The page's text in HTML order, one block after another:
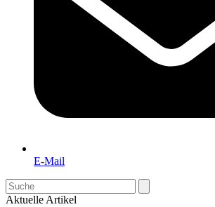
E-Mail
Search
Aktuelle Artikel